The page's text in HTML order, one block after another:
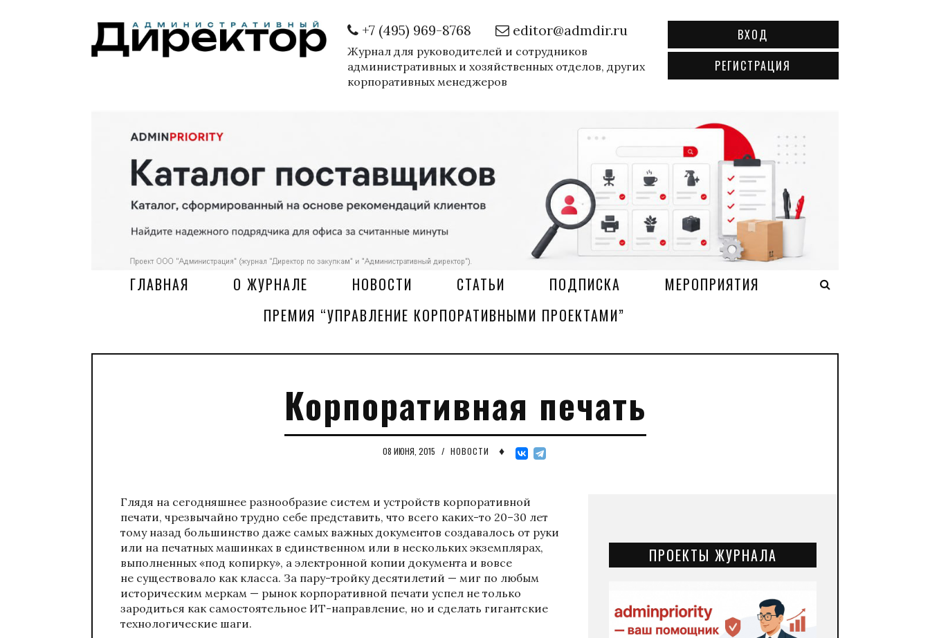
+7 (495) 969-8768 editor@admdir.ru
Журнал для руководителей и сотрудников
административных и хозяйственных отделов, других
корпоративных менеджеров
ВХОД
РЕГИСТРАЦИЯ
ГЛАВНАЯ О ЖУРНАЛЕ НОВОСТИ СТАТЬИ ПОДПИСКА
МЕРОПРИЯТИЯ
ПРЕМИЯ “УПРАВЛЕНИЕ КОРПОРАТИВНЫМИ ПРОЕКТАМИ”
Корпоративная печать
08 ИЮНЯ, 2015 / НОВОСТИ ♦
Глядя на сегодняшнее разнообразие систем и устройств корпоративной
печати, чрезвычайно трудно себе представить, что всего каких-то 20–30 лет
тому назад большинство даже самых важных документов создавалось от руки
или на печатных машинках в единственном или в нескольких экземплярах,
выполненных «под копирку», а электронной копии документа и вовсе
не существовало как класса. За пару-тройку десятилетий — миг по любым
историческим меркам — рынок корпоративной печати успел не только
зародиться как самостоятельное ИТ-направление, но и сделать гигантские
технологические шаги.
ПРОЕКТЫ ЖУРНАЛА